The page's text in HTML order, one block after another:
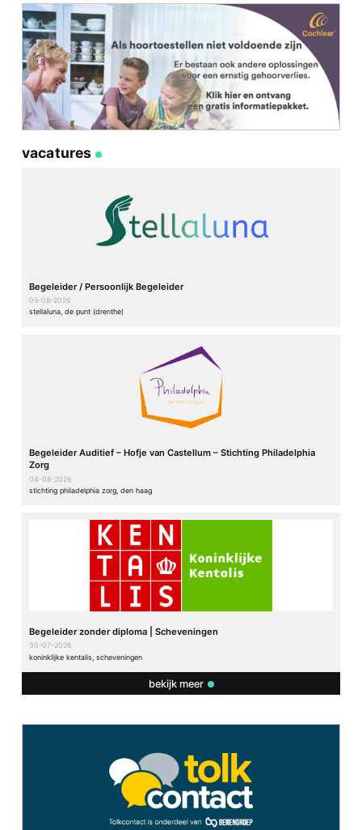
vacatures
Begeleider / Persoonlijk Begeleider
05-08-2026
stellaluna, de punt (drenthe)
Begeleider Auditief – Hofje van Castellum – Stichting Philadelphia
Zorg
04-08-2026
stichting philadelphia zorg, den haag
Begeleider zonder diploma | Scheveningen
30-07-2026
koninklijke kentalis, scheveningen
bekijk meer